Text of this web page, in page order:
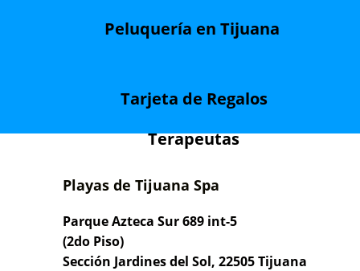
Peluquería en Tijuana
Tarjeta de Regalos
Terapeutas
Playas de Tijuana Spa
Parque Azteca Sur 689 int-5
(2do Piso)
Sección Jardines del Sol, 22505 Tijuana